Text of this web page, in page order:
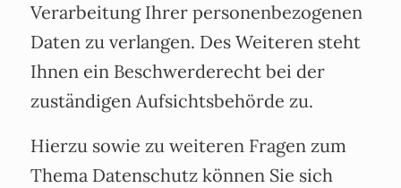
Verarbeitung Ihrer personenbezogenen
Daten zu verlangen. Des Weiteren steht
Ihnen ein Beschwerderecht bei der
zuständigen Aufsichtsbehörde zu.
Hierzu sowie zu weiteren Fragen zum
Thema Datenschutz können Sie sich